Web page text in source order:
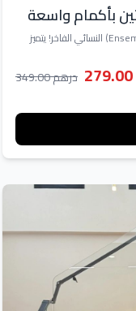
✨ تألقي بإطلالة عصرية ومريحة مع هذا الأنسومبل (Ensemble) النسائي الفاخر! يتميز
درهم 349.00